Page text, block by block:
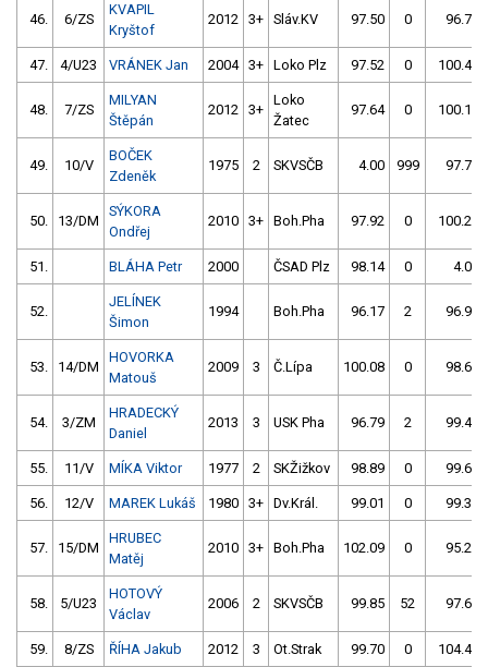
46. 6/ZS
KVAPIL
Kryštof
2012 3+ Sláv.KV 97.50 0 96.73
47. 4/U23 VRÁNEK Jan 2004 3+ Loko Plz 97.52 0 100.45
48. 7/ZS
MILYAN
Štěpán
2012 3+
Loko
Žatec
97.64 0 100.19
49. 10/V
BOČEK
Zdeněk
1975 2 SKVSČB 4.00 999 97.73
50. 13/DM
SÝKORA
Ondřej
2010 3+ Boh.Pha 97.92 0 100.28
51. BLÁHA Petr 2000 ČSAD Plz 98.14 0 4.00
52.
JELÍNEK
Šimon
1994 Boh.Pha 96.17 2 96.96
53. 14/DM
HOVORKA
Matouš
2009 3 Č.Lípa 100.08 0 98.62
54. 3/ZM
HRADECKÝ
Daniel
2013 3 USK Pha 96.79 2 99.49
55. 11/V MÍKA Viktor 1977 2 SKŽižkov 98.89 0 99.63
56. 12/V MAREK Lukáš 1980 3+ Dv.Král. 99.01 0 99.32
57. 15/DM
HRUBEC
Matěj
2010 3+ Boh.Pha 102.09 0 95.23
58. 5/U23
HOTOVÝ
Václav
2006 2 SKVSČB 99.85 52 97.65
59. 8/ZS ŘÍHA Jakub 2012 3 Ot.Strak 99.70 0 104.43